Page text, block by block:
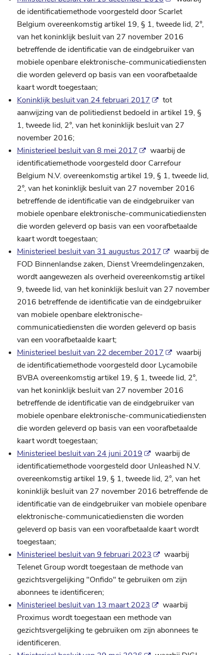
de identificatiemethode voorgesteld door Scarlet
Belgium overeenkomstig artikel 19, § 1, tweede lid, 2°,
van het koninklijk besluit van 27 november 2016
betreffende de identificatie van de eindgebruiker van
mobiele openbare elektronische-communicatiediensten
die worden geleverd op basis van een voorafbetaalde
kaart wordt toegestaan;
Koninklijk besluit van 24 februari 2017
tot
aanwijzing van de politiedienst bedoeld in artikel 19, §
1, tweede lid, 2°, van het koninklijk besluit van 27
november 2016;
Ministerieel besluit van 8 mei 2017
waarbij de
identificatiemethode voorgesteld door Carrefour
Belgium N.V. overeenkomstig artikel 19, § 1, tweede lid,
2°, van het koninklijk besluit van 27 november 2016
betreffende de identificatie van de eindgebruiker van
mobiele openbare elektronische-communicatiediensten
die worden geleverd op basis van een voorafbetaalde
kaart wordt toegestaan;
Ministerieel besluit van 31 augustus 2017
waarbij de
FOD Binnenlandse zaken, Dienst Vreemdelingenzaken,
wordt aangewezen als overheid overeenkomstig artikel
9, tweede lid, van het koninklijk besluit van 27 november
2016 betreffende de identificatie van de eindgebruiker
van mobiele openbare elektronische-
communicatiediensten die worden geleverd op basis
van een voorafbetaalde kaart;
Ministerieel besluit van 22 december 2017
waarbij
de identificatiemethode voorgesteld door Lycamobile
BVBA overeenkomstig artikel 19, § 1, tweede lid, 2°,
van het koninklijk besluit van 27 november 2016
betreffende de identificatie van de eindgebruiker van
mobiele openbare elektronische-communicatiediensten
die worden geleverd op basis van een voorafbetaalde
kaart wordt toegestaan;
Ministerieel besluit van 24 juni 2019
waarbij de
identificatiemethode voorgesteld door Unleashed N.V.
overeenkomstig artikel 19, § 1, tweede lid, 2°, van het
koninklijk besluit van 27 november 2016 betreffende de
identificatie van de eindgebruiker van mobiele openbare
elektronische-communicatiediensten die worden
geleverd op basis van een voorafbetaalde kaart wordt
toegestaan;
Ministerieel besluit van 9 februari 2023
waarbij
Telenet Group wordt toegestaan de methode van
gezichtsvergelijking "Onfido" te gebruiken om zijn
abonnees te identificeren;
Ministerieel besluit van 13 maart 2023
waarbij
Proximus wordt toegestaan een methode van
gezichtsvergelijking te gebruiken om zijn abonnees te
identificeren.